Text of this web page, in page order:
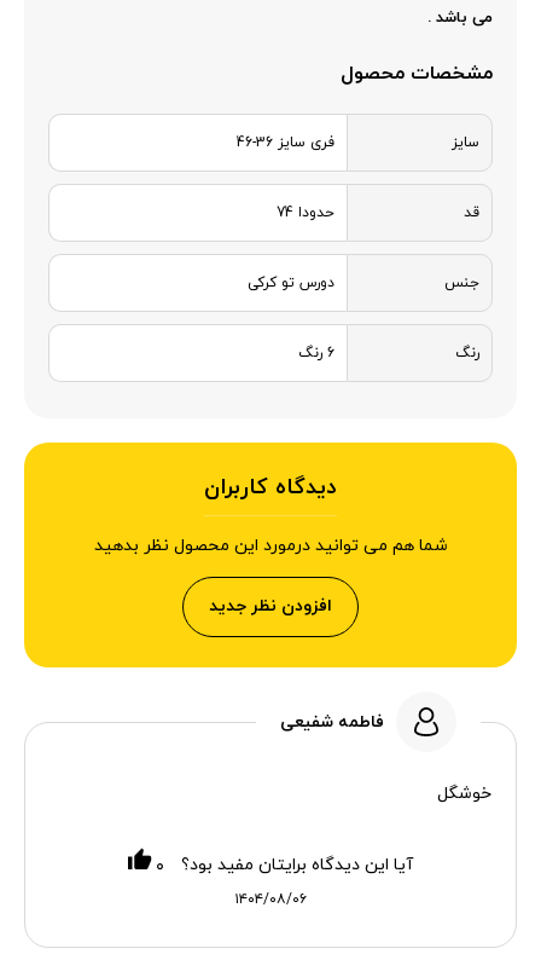
می باشد .
مشخصات محصول
سایز فری سایز 36-46
قد حدودا 74
جنس دورس تو کرکی
رنگ 6 رنگ
دیدگاه کاربران
شما هم می توانید درمورد این محصول نظر بدهید
افزودن نظر جدید
فاطمه شفیعی
خوشگل
۱۴۰۴/۰۸/۰۶
آیا این دیدگاه برایتان مفید بود؟ ۰